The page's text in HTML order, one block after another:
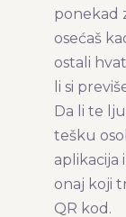
ponekad
osećaš
ostali
li si
Da li te
tešku
aplikacija
onaj koji
QR kod.